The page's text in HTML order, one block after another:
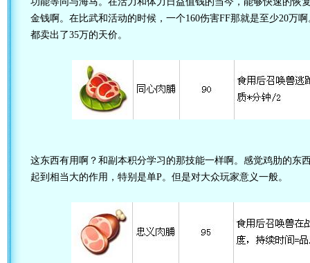
金钱啊。在比武和活动的时候，一个160伤害FF那就是至少20万
都卖出了35万的天价。
这东西有用啊？和副本积分学习的那技能一样啊。感觉鸡肋的东
起到相当大的作用，特别是单P。但是对大众玩家意义一般。